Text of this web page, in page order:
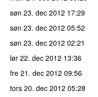
søn 23. dec 2012 17:29
søn 23. dec 2012 05:52
søn 23. dec 2012 02:21
lør 22. dec 2012 13:36
fre 21. dec 2012 09:56
tors 20. dec 2012 05:28